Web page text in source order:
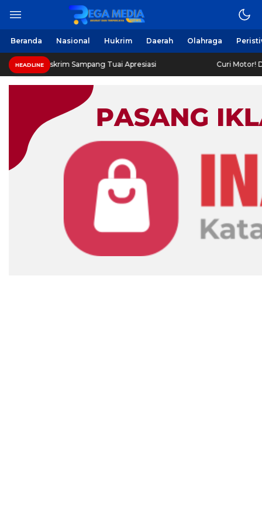
Beranda Nasional Hukrim Daerah Olahraga
HEADLINE
Sampang Tuai Apresiasi Curi Motor! Dua Warga